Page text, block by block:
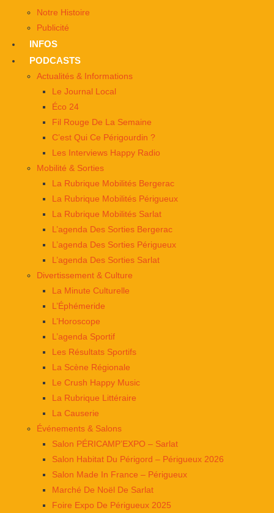
Notre Histoire
Publicité
INFOS
PODCASTS
Actualités & Informations
Le Journal Local
Éco 24
Fil Rouge De La Semaine
C’est Qui Ce Périgourdin ?
Les Interviews Happy Radio
Mobilité & Sorties
La Rubrique Mobilités Bergerac
La Rubrique Mobilités Périgueux
La Rubrique Mobilités Sarlat
L’agenda Des Sorties Bergerac
L’agenda Des Sorties Périgueux
L’agenda Des Sorties Sarlat
Divertissement & Culture
La Minute Culturelle
L’Éphémeride
L’Horoscope
L’agenda Sportif
Les Résultats Sportifs
La Scène Régionale
Le Crush Happy Music
La Rubrique Littéraire
La Causerie
Événements & Salons
Salon PÉRICAMP’EXPO – Sarlat
Salon Habitat Du Périgord – Périgueux 2026
Salon Made In France – Périgueux
Marché De Noël De Sarlat
Foire Expo De Périgueux 2025